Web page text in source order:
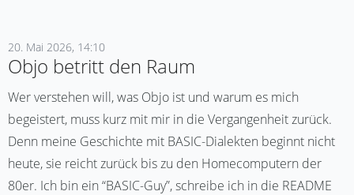
20. Mai 2026, 14:10
Objo betritt den Raum
Wer verstehen will, was Objo ist und warum es mich
begeistert, muss kurz mit mir in die Vergangenheit zurück.
Denn meine Geschichte mit BASIC-Dialekten beginnt nicht
heute, sie reicht zurück bis zu den Homecomputern der
80er. Ich bin ein “BASIC-Guy”, schreibe ich in die README